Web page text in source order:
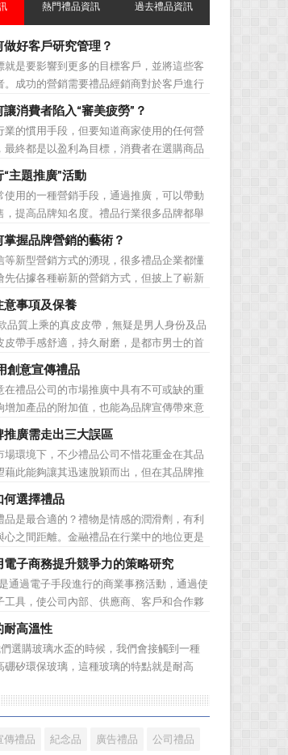
熱門禮品資訊 過去禮品資訊
好客戶研究管理？
就是要影響到更多的目標客戶，並將這些客
。成功的營銷需要禮品經銷商對於客戶進行
解不同類型客戶的貢獻度，從而有的放矢的
對策，而這需要對於客戶研究方面更多地投
售環節的事，也需要營銷管理策略的整體支
有以下...
消費者陷入“審美疲勞”？
業的慣用手段，但要知道商家使用的任何營
最終都是以盈利為目標，消費者在選購商品
是如何利用最低的費用購買到最超值的貨
使用常規的營銷方式的同時，消費者也不免
疲勞”。 編者總結了最讓消費者對禮品行
...
主題推廣”活動
使用的一種營銷手段，通過推廣，可以帶動
，提高品牌知名度。禮品行業很多品牌都舉
動，來帶動品牌的提升，然而，隨着推廣活
者對於這種推廣已經見怪不怪了。 所
多商家打着賠本推廣、以跳樓價銷售的口號
意...
握品牌營銷的藝術？
等新型營銷方式的湧現，很多禮品企業都懂
先佔據各種嶄新的營銷方式，但披上了嶄新
沒有掌握營銷的靈魂。要知道，營銷真正的
鋪設到消費者眼前，而是將品牌印到消費者
的心理距離的拉近，並不是一朝一夕的事
...
意事項及保養
品質上乘的真皮皮帶，無疑是男人身份及品
皮帶手感舒適，持久耐磨，是都市男士的首
愁老爸生日禮物送什麼的時候，一款真皮皮
的選擇。但是真皮皮帶如果疏於保養，也會
裂痕和破損的痕跡，今天小編就爲大家分享
事項...
創意宣傳禮品
在禮品公司的市場推廣中具有不可或缺的重
增加產品的附加值，也能為品牌宣傳帶來意
用。禮品公司如果能夠巧妙運用這些獨具創
提升宣傳技巧，在終端推廣中將更具競爭
煙灰缸、鑰匙鏈、毛巾……當今市場上的
空...
推廣需走出三大誤區
場環境下，不少禮品公司不惜花重金在其品
藉此能夠讓其迅速脫穎而出，但在其品牌推
路上，也有許多禮品企業走入了幾大誤區而
中，最為常見的誤區有： 誤區一：不清
達什麼 很多禮品企業在推廣品牌之前，
何選擇禮品
品是最合適的？禮物是情感的潤滑劑，有利
心之間距離。金融禮品在行業中的地位更是
禮品即是企業形象的象徵，又是企業地位的
禮人來說，一份禮物的永恆意義是語言難以
人曾說：再省也不能省禮物，再窮也不能窮
品選擇...
電子商務提升競爭力的策略研究
過電子手段進行的商業事務活動，通過使
工具，使公司內部、供應商、客戶和合作夥
子業務共享信息，實現企業間業務流程的電
內部的電子化生產管理系統，提高企業的生
和資金等各個環節的效率。它具有結構性、
耐高溫性
選購玻璃水盃的時候，我們會接觸到一種
硼矽環保玻璃，這種玻璃的特點就是耐高
總結如下。 耐熱玻璃【Heat-resistant
耐熱性強的硼酸﹑矽酸成分,能夠...
傳禮品 紀念品 廣告禮品 公司禮品